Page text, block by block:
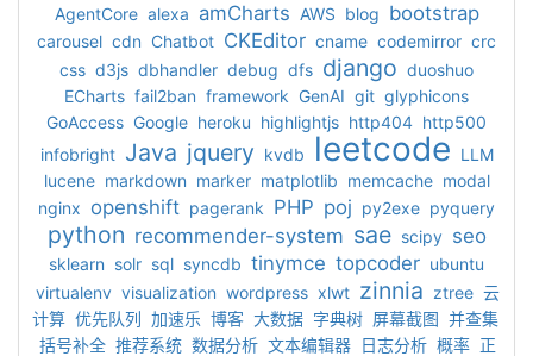
AgentCore alexa amCharts AWS blog bootstrap
carousel cdn Chatbot CKEditor cname codemirror crc
css d3js dbhandler debug dfs django duoshuo
ECharts fail2ban framework GenAI git glyphicons
GoAccess Google heroku highlightjs http404 http500
infobright Java jquery kvdb leetcode LLM
lucene markdown marker matplotlib memcache modal
nginx openshift pagerank PHP poj py2exe pyquery
python recommender-system sae scipy seo
sklearn solr sql syncdb tinymce topcoder ubuntu
virtualenv visualization wordpress xlwt zinnia ztree 云
计算 优先队列 加速乐 博客 大数据 字典树 屏幕截图 并查集
括号补全 推荐系统 数据分析 文本编辑器 日志分析 概率 正